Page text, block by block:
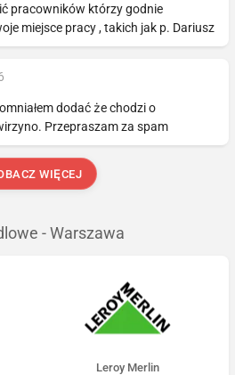
pracowników którzy godnie
miejsce pracy , takich jak p. Dariusz
dodać że chodzi o
Przepraszam za spam
WIĘCEJ
- Warszawa
Leroy Merlin